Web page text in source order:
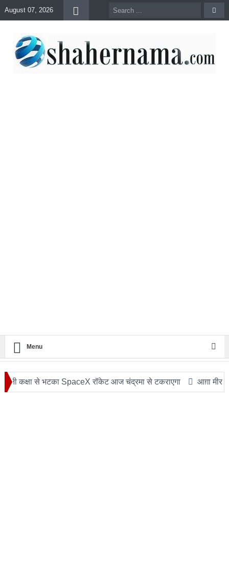
August 07, 2026
Menu
भटका SpaceX रॉकेट आज चंद्रमा से टकराएगा आग़ा मीर की ड्योढ़ी: जहाँ